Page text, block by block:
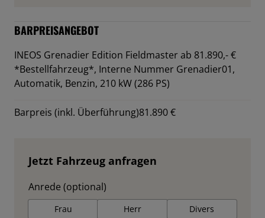
BARPREISANGEBOT
INEOS Grenadier Edition Fieldmaster ab 81.890,- €
*Bestellfahrzeug*, Interne Nummer Grenadier01,
Automatik, Benzin, 210 kW (286 PS)
Barpreis (inkl. Überführung)81.890 €
Jetzt Fahrzeug anfragen
Anrede (optional)
Frau Herr Divers